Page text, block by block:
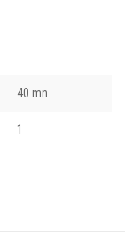
40 mn
1